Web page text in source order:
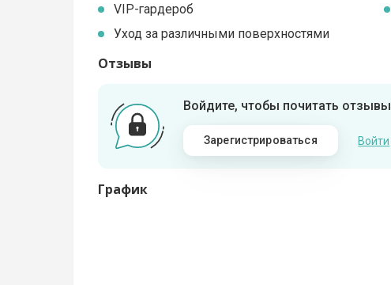
VIP-гардероб
Уход за различными поверхностями
Отзывы
Войдите, чтобы почитать отзывы
Зарегистрироваться Войти
График